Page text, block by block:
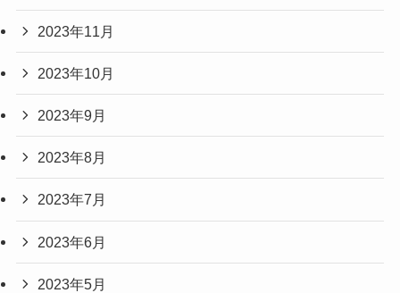
2023年11月
2023年10月
2023年9月
2023年8月
2023年7月
2023年6月
2023年5月